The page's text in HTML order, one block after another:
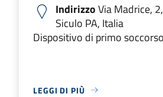
IndirizzoVia Madrice,
Siculo PA, Italia
Dispositivo di primo soccorso
LEGGI DI PIÙ